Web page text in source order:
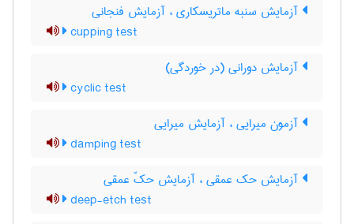
آزمایش سنبه ماتریسکاری ، آزمایش فنجانی
cupping test
آزمایش دورانی (در خوردگی)
cyclic test
آزمون میرایی ، آزمایش میرایی
damping test
آزمایش حک عمقی ، آزمایش حکّ عمقی
deep-etch test